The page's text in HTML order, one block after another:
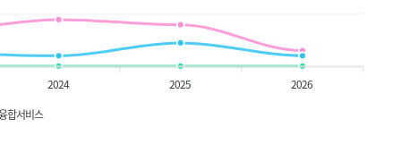
합서비스
2024 2025 2026